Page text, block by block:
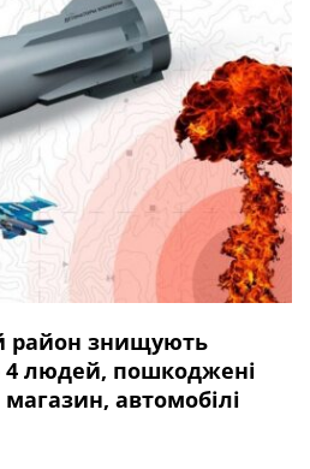
район знищують
людей, пошкоджені
автомобілі